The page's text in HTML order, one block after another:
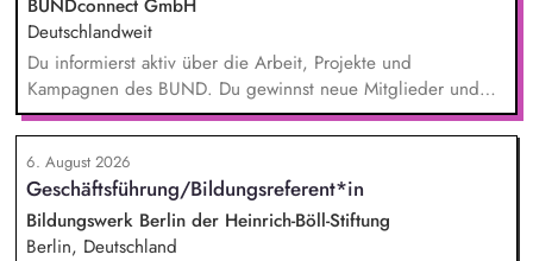
BUNDconnect GmbH
Deutschlandweit
Du informierst aktiv über die Arbeit, Projekte und
Kampagnen des BUND. Du gewinnst neue Mitglieder und
stärkst damit langfristig den Umwelt- und Naturschutz. Du
beantwortest Fragen zu Umwelt-, Arten- und Klimaschutz nach
bestem Wissen und Gewissen. Du unterstützt Kampagnen
und Aktionen, beispielsweise durch das Sammeln von
Unterschriften für Petitionen.
6. August 2026
Geschäftsführung/Bildungsreferent*in
Bildungswerk Berlin der Heinrich-Böll-Stiftung
Berlin, Deutschland